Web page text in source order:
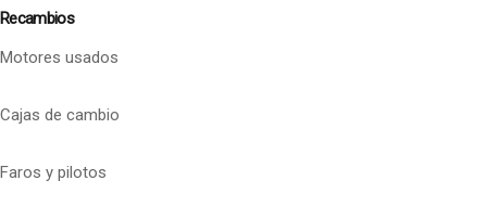
Recambios
Motores usados
Cajas de cambio
Faros y pilotos